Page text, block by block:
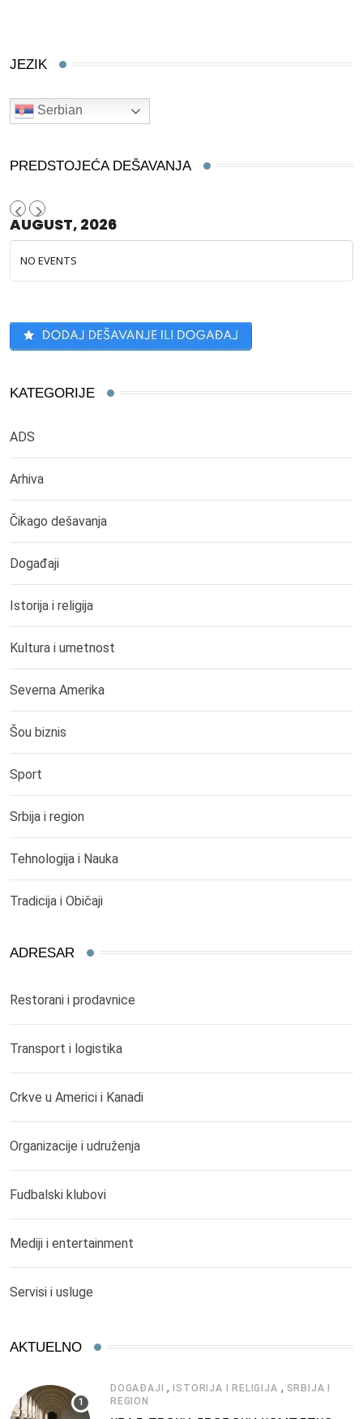
JEZIK
Serbian
PREDSTOJEĆA DEŠAVANJA
AUGUST, 2026
NO EVENTS
KATEGORIJE
ADS
Arhiva
Čikago dešavanja
Događaji
Istorija i religija
Kultura i umetnost
Severna Amerika
Šou biznis
Sport
Srbija i region
Tehnologija i Nauka
Tradicija i Običaji
ADRESAR
Restorani i prodavnice
Transport i logistika
Crkve u Americi i Kanadi
Organizacije i udruženja
Fudbalski klubovi
Mediji i entertainment
Servisi i usluge
AKTUELNO
DOGAĐAJI ,ISTORIJA I RELIGIJA , SRBIJA I
REGION